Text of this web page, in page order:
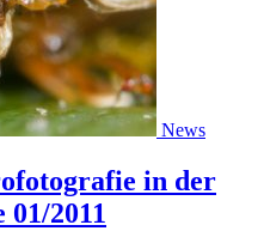
News
in der
2011